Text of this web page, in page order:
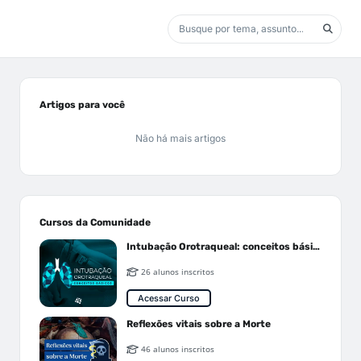
Artigos para você
Não há mais artigos
Cursos da Comunidade
Intubação Orotraqueal: conceitos básicos
26 alunos inscritos
Acessar Curso
Reflexões vitais sobre a Morte
46 alunos inscritos